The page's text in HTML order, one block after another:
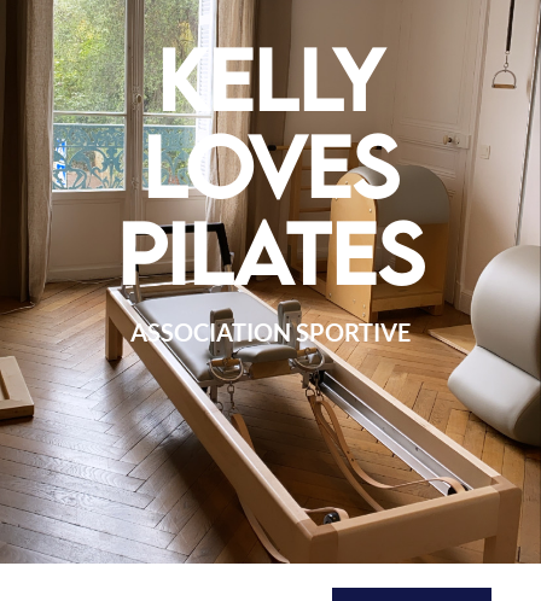
Kelly
loves
pilates
ASSOCIATION SPORTIVE